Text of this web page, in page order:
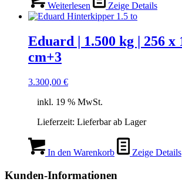
Weiterlesen Zeige Details
Eduard | 1.500 kg | 256 x
cm+3
3.300,00 €
inkl. 19 % MwSt.
Lieferzeit: Lieferbar ab Lager
In den Warenkorb Zeige Details
Kunden-Informationen